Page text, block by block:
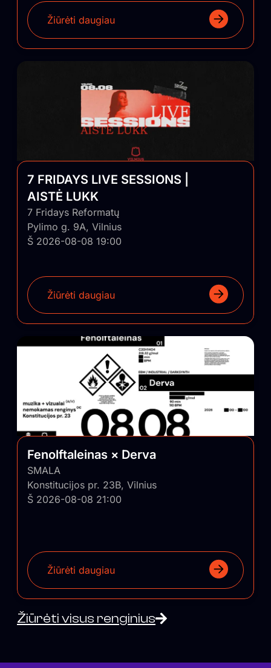
Žiūrėti daugiau
7 FRIDAYS LIVE SESSIONS |
AISTĖ LUKK
7 Fridays Reformatų
Pylimo g. 9A, Vilnius
Š 2026-08-08 19:00
Žiūrėti daugiau
Fenolftaleinas × Derva
SMALA
Konstitucijos pr. 23B, Vilnius
Š 2026-08-08 21:00
Žiūrėti daugiau
Žiūrėti visus renginius